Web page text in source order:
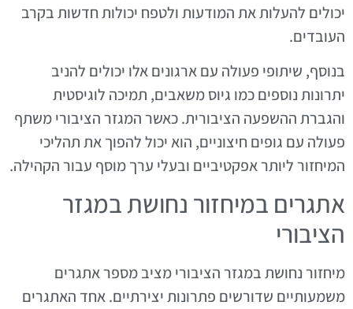
יכולים להעלות את המודעות ולטפח יכולות חדשות בקרב
העובדים.
בנוסף, שיתופי פעולה עם ארגונים אלו יכולים להניב
יתרונות נוספים כמו גיוס משאבים, תמיכה לוגיסטית
והגברת ההשפעה הציבורית. כאשר המגזר הציבורי משתף
פעולה עם גופים חיצוניים, הוא יכול להפוך את תהליכי
המיחזור ליותר אפקטיביים ובעלי ערך מוסף עבור הקהילה.
אתגרים במיחזור נחושת במגזר
הציבורי
מיחזור נחושת במגזר הציבורי מציב מספר אתגרים
משמעותיים שדורשים פתרונות יצירתיים. אחד האתגרים